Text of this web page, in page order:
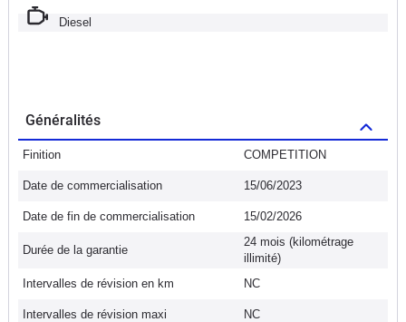
Diesel
Généralités
Finition COMPETITION
Date de commercialisation 15/06/2023
Date de fin de commercialisation 15/02/2026
Durée de la garantie
24 mois (kilométrage
illimité)
Intervalles de révision en km
NC
Intervalles de révision maxi NC